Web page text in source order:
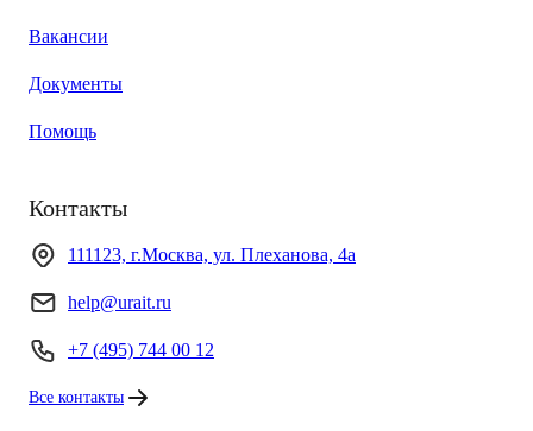
Вакансии
Документы
Помощь
Контакты
111123, г.Москва, ул. Плеханова, 4а
help@urait.ru
+7 (495) 744 00 12
Все контакты